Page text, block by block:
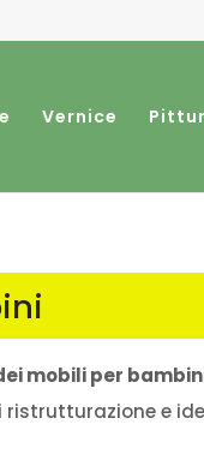
Vernice
mobili per
ristrutturazione e